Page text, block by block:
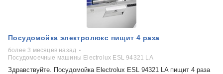
Посудомойка электролюкс пищит 4 раза
более 3 месяцев назад
Посудомоечные машины Electrolux ESL 94321 LA
Здравствуйте. Посудомойка Electrolux ESL 94321 LA пищит 4 раза